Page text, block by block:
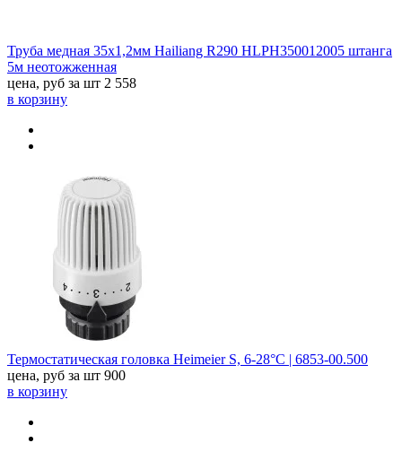
Труба медная 35х1,2мм Hailiang R290 HLPH350012005 штанга
5м неотожженная
цена, руб за шт 2 558
в корзину
Термостатическая головка Heimeier S, 6-28°С | 6853-00.500
цена, руб за шт 900
в корзину